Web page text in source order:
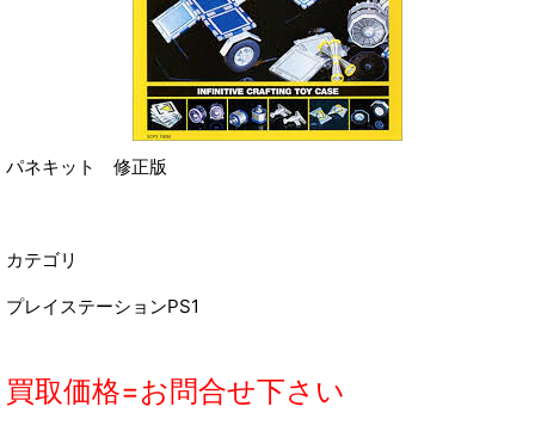
パネキット 修正版
カテゴリ
プレイステーションPS1
買取価格=お問合せ下さい